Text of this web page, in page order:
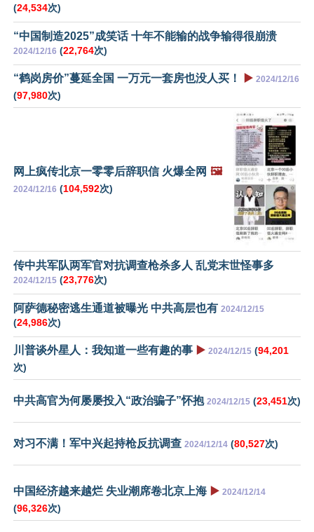
(24,534次)
“中国制造2025”成笑话 十年不能输的战争输得很崩溃
2024/12/16 (22,764次)
“鹤岗房价”蔓延全国 一万元一套房也没人买！ ▶️ 2024/12/16
(97,980次)
网上疯传北京一零零后辞职信 火爆全网 🖼️
2024/12/16 (104,592次)
传中共军队两军官对抗调查枪杀多人 乱党末世怪事多
2024/12/15 (23,776次)
阿萨德秘密逃生通道被曝光 中共高层也有 2024/12/15
(24,986次)
川普谈外星人：我知道一些有趣的事 ▶️ 2024/12/15 (94,201
次)
中共高官为何屡屡投入“政治骗子”怀抱 2024/12/15 (23,451次)
对习不满！军中兴起持枪反抗调查 2024/12/14 (80,527次)
中国经济越来越烂 失业潮席卷北京上海 ▶️ 2024/12/14
(96,326次)